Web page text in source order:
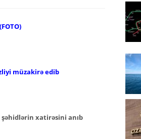
müzakirə edib
xatirəsini anıb